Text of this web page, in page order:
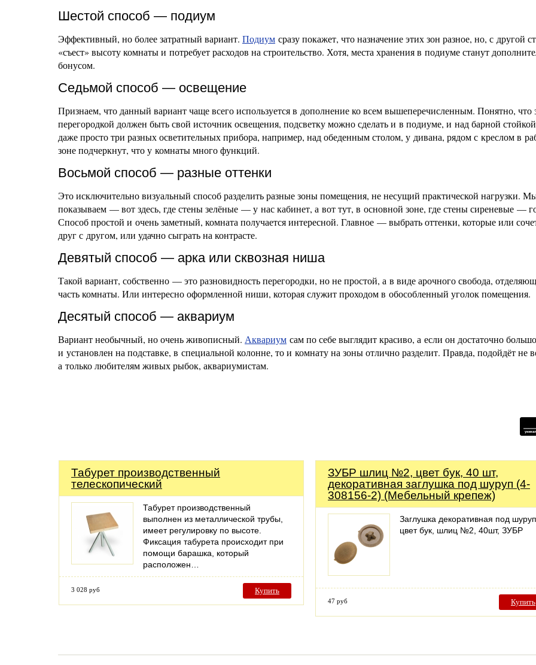
Шестой способ — подиум
Эффективный, но более затратный вариант. Подиум сразу покажет, что назначение этих зон разное, но, с другой
«съест» высоту комнаты и потребует расходов на строительство. Хотя, места хранения в подиуме станут
бонусом.
Седьмой способ — освещение
Признаем, что данный вариант чаще всего используется в дополнение ко всем вышеперечисленным. Понятно, что
перегородкой должен быть свой источник освещения, подсветку можно сделать и в подиуме, и над барной
даже просто три разных осветительных прибора, например, над обеденным столом, у дивана, рядом с креслом в
зоне подчеркнут, что у комнаты много функций.
Восьмой способ — разные оттенки
Это исключительно визуальный способ разделить разные зоны помещения, не несущий практической нагрузки.
показываем — вот здесь, где стены зелёные — у нас кабинет, а вот тут, в основной зоне, где стены сиреневые —
Способ простой и очень заметный, комната получается интересной. Главное — выбрать оттенки, которые или
друг с другом, или удачно сыграть на контрасте.
Девятый способ — арка или сквозная ниша
Такой вариант, собственно — это разновидность перегородки, но не простой, а в виде арочного свобода,
часть комнаты. Или интересно оформленной ниши, которая служит проходом в обособленный уголок помещения.
Десятый способ — аквариум
Вариант необычный, но очень живописный. Аквариум сам по себе выглядит красиво, а если он достаточно
и установлен на подставке, в специальной колонне, то и комнату на зоны отлично разделит. Правда, подойдёт не
а только любителям живых рыбок, аквариумистам.
Табурет производственный
телескопический
Табурет производственный
выполнен из металлической трубы,
имеет регулировку по высоте.
Фиксация табурета происходит при
помощи барашка, который
расположен…
3 028 руб Купить
ЗУБР шлиц №2, цвет бук, 40 шт,
декоративная заглушка под шуруп (4-
308156-2) (Мебельный крепеж)
Заглушка декоративная под шуруп,
цвет бук, шлиц №2, 40шт, ЗУБР
47 руб Купить